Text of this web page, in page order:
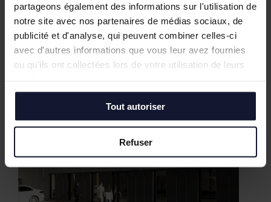
partageons également des informations sur l'utilisation de
notre site avec nos partenaires de médias sociaux, de
publicité et d'analyse, qui peuvent combiner celles-ci
avec d'autres informations que vous leur avez fournies
ou qu'ils ont collectées lors de votre utilisation de leurs
Tout autoriser
Refuser
Nos biens similaires